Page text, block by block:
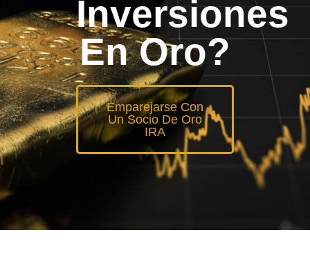
Inversiones
En Oro?
Emparejarse Con
Un Socio De Oro
IRA